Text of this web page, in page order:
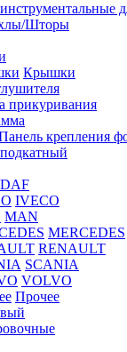
Шторы
Крышки
прикуривания
крепления
DAF
IVECO
MAN
MERCEDES
RENAULT
SCANIA
VOLVO
Прочее